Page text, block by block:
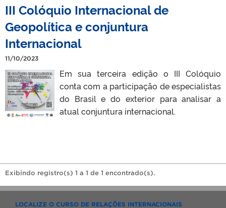
III Colóquio Internacional de
Geopolítica e conjuntura
Internacional
11/10/2023
Em sua terceira edição o III Colóquio
conta com a participação de especialistas
do Brasil e do exterior para analisar a
atual conjuntura internacional.
Exibindo registro(s) 1 a 1 de 1 encontrado(s).
LOCALIZE O CURSO DE RELAÇÕES INTERNACIONAIS